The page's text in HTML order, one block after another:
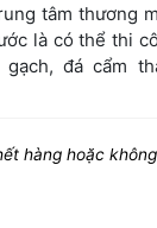
tâm thương
là có thể thi
đá cẩm
hàng hoặc